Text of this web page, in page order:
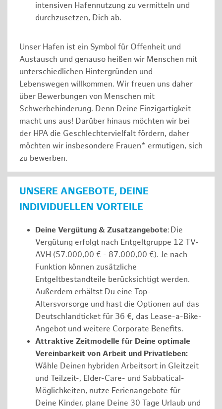
intensiven Hafennutzung zu vermitteln und
durchzusetzen, Dich ab.
Unser Hafen ist ein Symbol für Offenheit und
Austausch und genauso heißen wir Menschen mit
unterschiedlichen Hintergründen und
Lebenswegen willkommen. Wir freuen uns daher
über Bewerbungen von Menschen mit
Schwerbehinderung. Denn Deine Einzigartigkeit
macht uns aus! Darüber hinaus möchten wir bei
der HPA die Geschlechtervielfalt fördern, daher
möchten wir insbesondere Frauen* ermutigen, sich
zu bewerben.
UNSERE ANGEBOTE, DEINE
INDIVIDUELLEN VORTEILE
Deine Vergütung & Zusatzangebote: Die
Vergütung erfolgt nach Entgeltgruppe 12 TV-
AVH (57.000,00 € - 87.000,00 €). Je nach
Funktion können zusätzliche
Entgeltbestandteile berücksichtigt werden.
Außerdem erhältst Du eine Top-
Altersvorsorge und hast die Optionen auf das
Deutschlandticket für 36 €, das Lease-a-Bike-
Angebot und weitere Corporate Benefits.
Attraktive Zeitmodelle für Deine optimale
Vereinbarkeit von Arbeit und Privatleben:
Wähle Deinen hybriden Arbeitsort in Gleitzeit
und Teilzeit-, Elder-Care- und Sabbatical-
Möglichkeiten, nutze Ferienangebote für
Deine Kinder, plane Deine 30 Tage Urlaub und